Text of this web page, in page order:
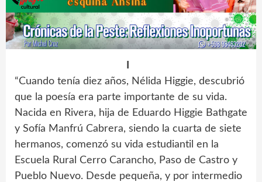
“Cuando tenía diez años, Nélida Higgie, descubrió
que la poesía era parte importante de su vida.
Nacida en Rivera, hija de Eduardo Higgie Bathgate
y Sofía Manfrú Cabrera, siendo la cuarta de siete
hermanos, comenzó su vida estudiantil en la
Escuela Rural Cerro Carancho, Paso de Castro y
Pueblo Nuevo. Desde pequeña, y por intermedio